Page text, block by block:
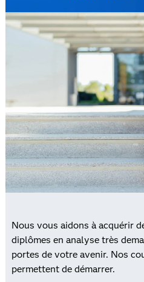
Nous vous aidons à acquérir
diplômes en analyse très
portes de votre avenir. Nos
permettent de démarrer.